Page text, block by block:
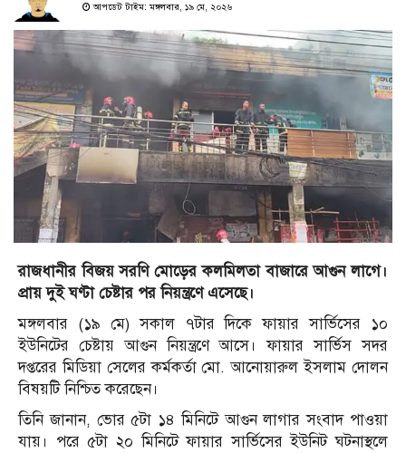
আপডেট টাইম: মঙ্গলবার, ১৯ মে, ২০২৬
রাজধানীর বিজয় সরণি মোড়ের কলমিলতা বাজারে আগুন লাগে।
প্রায় দুই ঘণ্টা চেষ্টার পর নিয়ন্ত্রণে এসেছে।
মঙ্গলবার (১৯ মে) সকাল ৭টার দিকে ফায়ার সার্ভিসের ১০
ইউনিটের চেষ্টায় আগুন নিয়ন্ত্রণে আসে। ফায়ার সার্ভিস সদর
দপ্তরের মিডিয়া সেলের কর্মকর্তা মো. আনোয়ারুল ইসলাম দোলন
বিষয়টি নিশ্চিত করেছেন।
তিনি জানান, ভোর ৫টা ১৪ মিনিটে আগুন লাগার সংবাদ পাওয়া
যায়। পরে ৫টা ২০ মিনিটে ফায়ার সার্ভিসের ইউনিট ঘটনাস্থলে